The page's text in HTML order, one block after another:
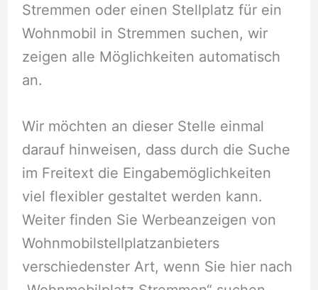
Stremmen oder einen Stellplatz für ein
Wohnmobil in Stremmen suchen, wir
zeigen alle Möglichkeiten automatisch
an.
Wir möchten an dieser Stelle einmal
darauf hinweisen, dass durch die Suche
im Freitext die Eingabemöglichkeiten
viel flexibler gestaltet werden kann.
Weiter finden Sie Werbeanzeigen von
Wohnmobilstellplatzanbieters
verschiedenster Art, wenn Sie hier nach